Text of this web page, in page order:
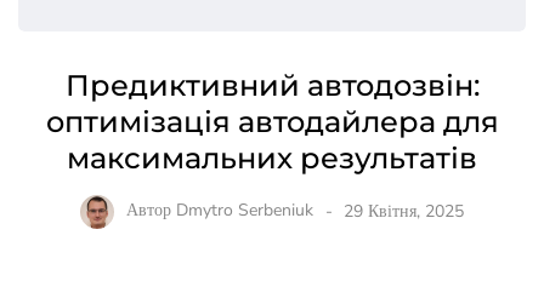
Предиктивний автодозвін:
оптимізація автодайлера для
максимальних результатів
Автор Dmytro Serbeniuk 29 Квітня, 2025